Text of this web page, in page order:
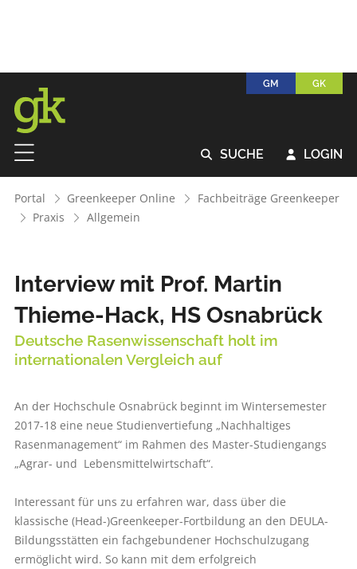
GM GK
 SUCHE  LOGIN
Portal Greenkeeper Online
Fachbeiträge Greenkeeper
Praxis
Allgemein
Interview mit Prof. Martin
Thieme-Hack, HS Osnabrück
Deutsche Rasenwissenschaft holt im
internationalen Vergleich auf
An der Hochschule Osnabrück beginnt im Wintersemester
2017-18 eine neue Studienvertiefung „Nachhaltiges
Rasenmanagement“ im Rahmen des Master-Studiengangs
„Agrar- und Lebensmittelwirtschaft“.
Interessant für uns zu erfahren war, dass über die
klassische (Head-)Greenkeeper-Fortbildung an den DEULA-
Bildungsstätten ein fachgebundener Hochschulzugang
ermöglicht wird. So kann mit dem erfolgreich